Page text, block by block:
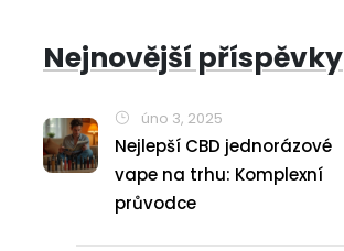
Nejnovější příspěvky
úno 3, 2025
Nejlepší CBD jednorázové
vape na trhu: Komplexní
průvodce